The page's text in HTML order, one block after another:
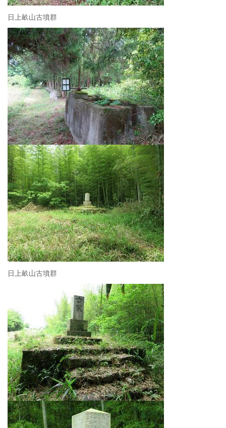
日上畝山古墳群
日上畝山古墳群